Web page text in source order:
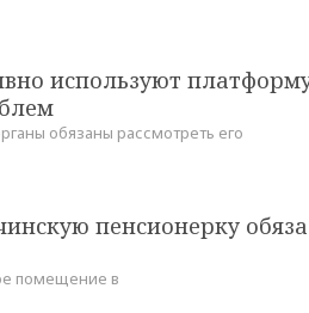
используют
обязаны рассмотреть его
пенсионерку
помещение в